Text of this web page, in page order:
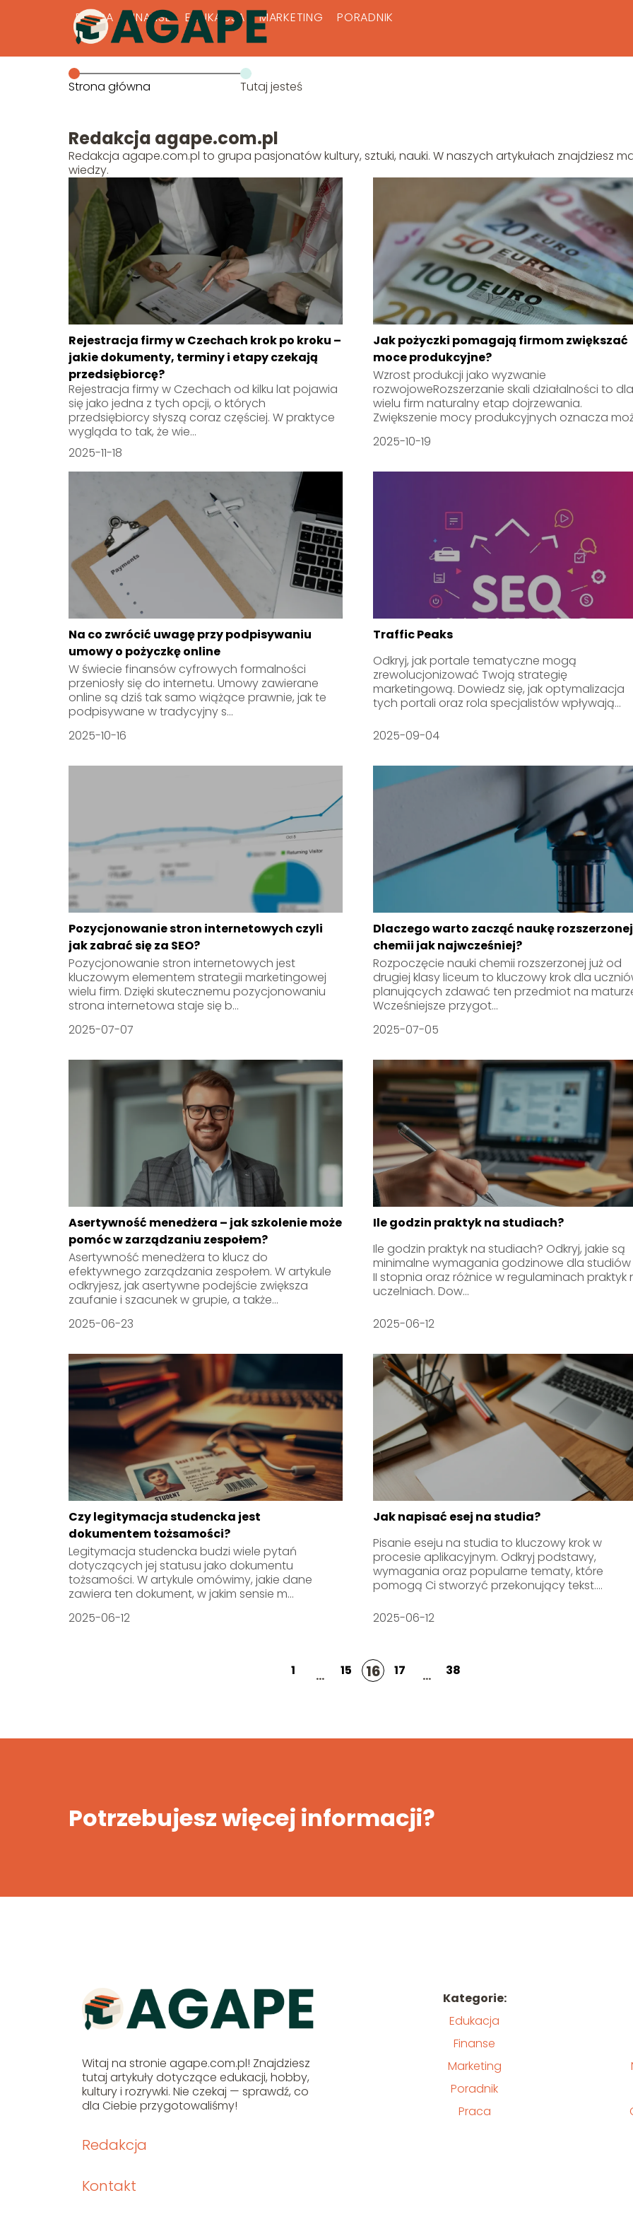
PRACA FINANSE EDUKACJA MARKETING PORADNIK
Strona główna Tutaj jesteś
Redakcja agape.com.pl
Redakcja agape.com.pl to grupa pasjonatów kultury, sztuki, nauki. W naszych artykułach znajdziesz
wiedzy.
Rejestracja firmy w Czechach krok po kroku –
jakie dokumenty, terminy i etapy czekają
przedsiębiorcę?
Rejestracja firmy w Czechach od kilku lat pojawia
się jako jedna z tych opcji, o których
przedsiębiorcy słyszą coraz częściej. W praktyce
wygląda to tak, że wie...
2025-11-18
Jak pożyczki pomagają firmom zwiększać
moce produkcyjne?
Wzrost produkcji jako wyzwanie
rozwojoweRozszerzanie skali działalności to
wielu firm naturalny etap dojrzewania.
Zwiększenie mocy produkcyjnych oznacza
2025-10-19
Na co zwrócić uwagę przy podpisywaniu
umowy o pożyczkę online
W świecie finansów cyfrowych formalności
przeniosły się do internetu. Umowy zawierane
online są dziś tak samo wiążące prawnie, jak te
podpisywane w tradycyjny s...
2025-10-16
Traffic Peaks
Odkryj, jak portale tematyczne mogą
zrewolucjonizować Twoją strategię
marketingową. Dowiedz się, jak optymalizacja
tych portali oraz rola specjalistów wpływają...
2025-09-04
Pozycjonowanie stron internetowych czyli
jak zabrać się za SEO?
Pozycjonowanie stron internetowych jest
kluczowym elementem strategii marketingowej
wielu firm. Dzięki skutecznemu pozycjonowaniu
strona internetowa staje się b...
2025-07-07
Dlaczego warto zacząć naukę rozszerzonej
chemii jak najwcześniej?
Rozpoczęcie nauki chemii rozszerzonej już od
drugiej klasy liceum to kluczowy krok dla
planujących zdawać ten przedmiot na
Wcześniejsze przygot...
2025-07-05
Asertywność menedżera – jak szkolenie może
pomóc w zarządzaniu zespołem?
Asertywność menedżera to klucz do
efektywnego zarządzania zespołem. W artykule
odkryjesz, jak asertywne podejście zwiększa
zaufanie i szacunek w grupie, a także...
2025-06-23
Ile godzin praktyk na studiach?
Ile godzin praktyk na studiach? Odkryj, jakie są
minimalne wymagania godzinowe dla studiów
II stopnia oraz różnice w regulaminach praktyk
uczelniach. Dow...
2025-06-12
Czy legitymacja studencka jest
dokumentem tożsamości?
Legitymacja studencka budzi wiele pytań
dotyczących jej statusu jako dokumentu
tożsamości. W artykule omówimy, jakie dane
zawiera ten dokument, w jakim sensie m...
2025-06-12
Jak napisać esej na studia?
Pisanie eseju na studia to kluczowy krok w
procesie aplikacyjnym. Odkryj podstawy,
wymagania oraz popularne tematy, które
pomogą Ci stworzyć przekonujący tekst....
2025-06-12
1 ... 15 16 17 ... 38
Potrzebujesz więcej informacji?
Witaj na stronie agape.com.pl! Znajdziesz
tutaj artykuły dotyczące edukacji, hobby,
kultury i rozrywki. Nie czekaj — sprawdź, co
dla Ciebie przygotowaliśmy!
Redakcja
Kontakt
Kategorie:
Edukacja
Finanse
Marketing
Poradnik
Praca